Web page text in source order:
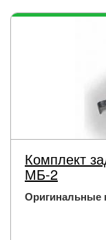
Комплект
МБ-2
Оригинальные